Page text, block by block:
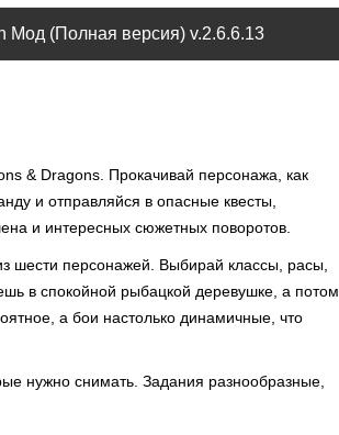
Мод (Полная версия) v.2.6.6.13
& Dragons. Прокачивай персонажа, как
и отправляйся в опасные квесты,
и интересных сюжетных поворотов.
шести персонажей. Выбирай классы, расы,
в спокойной рыбацкой деревушке, а потом
а бои настолько динамичные, что
нужно снимать. Задания разнообразные,